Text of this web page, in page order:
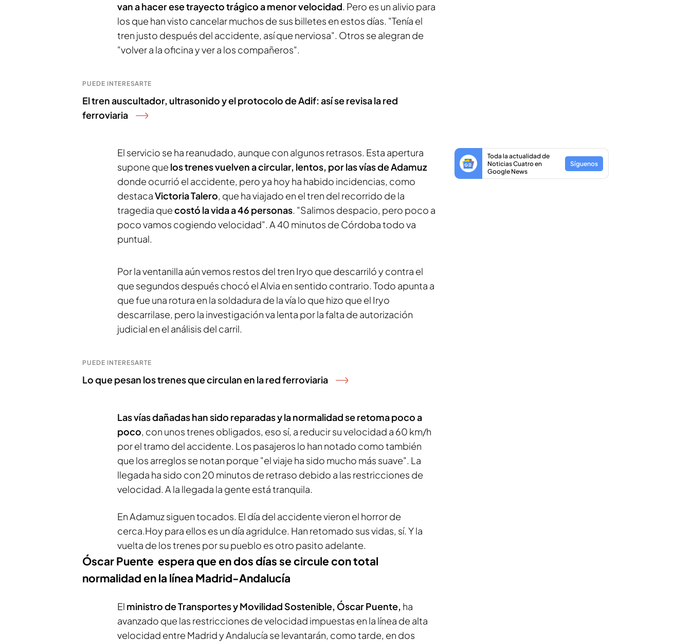
van a hacer ese trayecto trágico a menor velocidad. Pero es un alivio para
los que han visto cancelar muchos de sus billetes en estos días. "Tenía el
tren justo después del accidente, así que nerviosa". Otros se alegran de
"volver a la oficina y ver a los compañeros".
PUEDE INTERESARTE
El tren auscultador, ultrasonido y el protocolo de Adif: así se revisa la red
ferroviaria
El servicio se ha reanudado, aunque con algunos retrasos. Esta apertura
supone que los trenes vuelven a circular, lentos, por las vías de Adamuz
donde ocurrió el accidente, pero ya hoy ha habido incidencias, como
destacaVictoria Talero, que ha viajado en el tren del recorrido de la
tragedia quecostó la vida a 46 personas. "Salimos despacio, pero poco a
poco vamos cogiendo velocidad". A 40 minutos de Córdoba todo va
puntual.
Por la ventanilla aún vemos restos del tren Iryo que descarriló y contra el
que segundos después chocó el Alvia en sentido contrario. Todo apunta a
que fue una rotura en la soldadura de la vía lo que hizo que el Iryo
descarrilase, pero la investigación va lenta por la falta de autorización
judicial en el análisis del carril.
PUEDE INTERESARTE
Lo que pesan los trenes que circulan en la red ferroviaria
Las vías dañadas han sido reparadas y la normalidad se retoma poco a
poco, con unos trenes obligados, eso sí, a reducir su velocidad a 60 km/h
por el tramo del accidente. Los pasajeros lo han notado como también
que los arreglos se notan porque "el viaje ha sido mucho más suave". La
llegada ha sido con 20 minutos de retraso debido a las restricciones de
velocidad. A la llegada la gente está tranquila.
En Adamuz siguen tocados. El día del accidente vieron el horror de
cerca.Hoy para ellos es un día agridulce. Han retomado sus vidas, sí. Y la
vuelta de los trenes por su pueblo es otro pasito adelante.
Óscar Puente espera que en dos días se circule con total
normalidad en la línea Madrid-Andalucía
El ministro de Transportes y Movilidad Sostenible, Óscar Puente, ha
avanzado que las restricciones de velocidad impuestas en la línea de alta
velocidad entre Madrid y Andalucía se levantarán, como tarde, en dos
Toda la actualidad de
Noticias Cuatro en
Google News
Síguenos